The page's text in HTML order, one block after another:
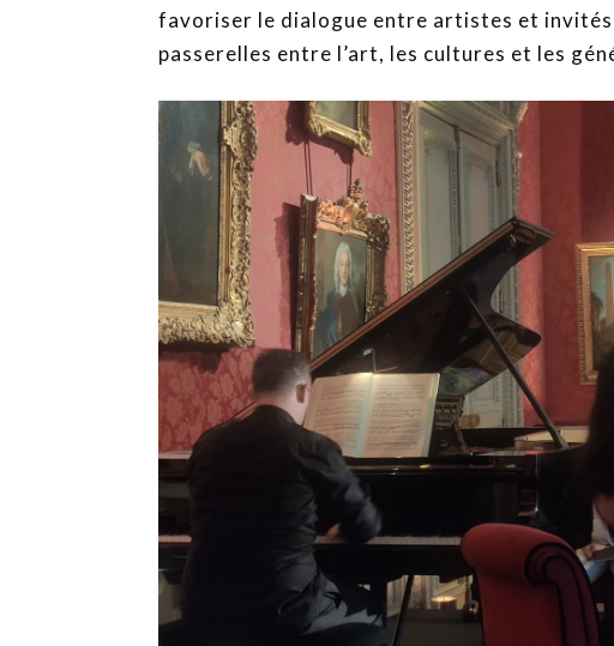
favoriser le dialogue entre artistes et invités
passerelles entre l’art, les cultures et les